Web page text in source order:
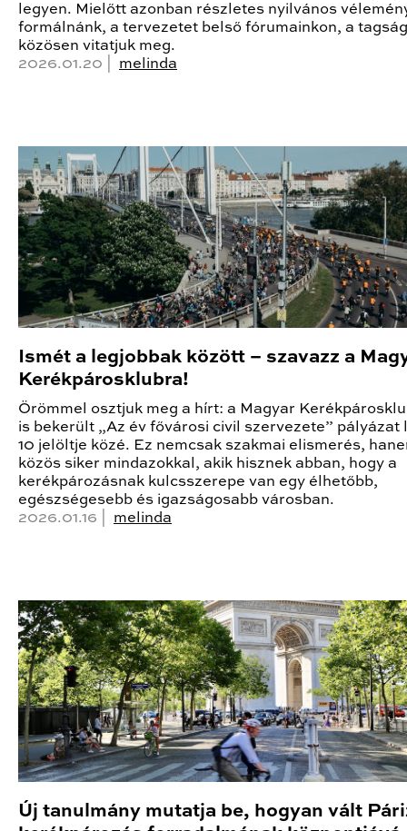
legyen. Mielőtt azonban részletes nyilvános
formálnánk, a tervezetet belső fórumainkon, a
közösen vitatjuk meg.
2026.01.20 | melinda
Ismét a legjobbak között – szavazz a
Kerékpárosklubra!
Örömmel osztjuk meg a hírt: a Magyar
is bekerült „Az év fővárosi civil szervezete” pályázat
10 jelöltje közé. Ez nemcsak szakmai elismerés,
közös siker mindazokkal, akik hisznek abban, hogy a
kerékpározásnak kulcsszerepe van egy élhetőbb,
egészségesebb és igazságosabb városban.
2026.01.16 | melinda
Új tanulmány mutatja be, hogyan vált